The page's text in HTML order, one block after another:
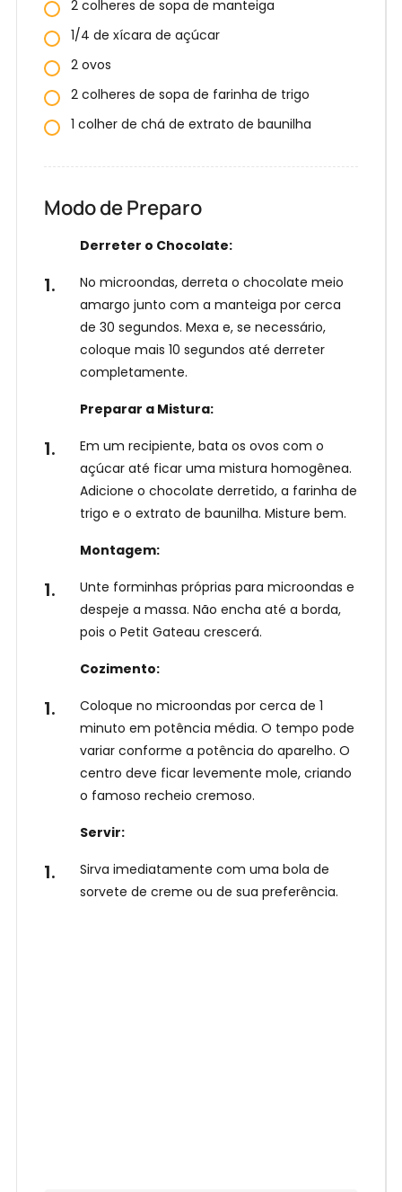
WhatsApp!
2 colheres de sopa de manteiga
1/4 de xícara de açúcar
2 ovos
2 colheres de sopa de farinha de trigo
1 colher de chá de extrato de baunilha
Modo de Preparo
Derreter o Chocolate:
No microondas, derreta o chocolate meio
amargo junto com a manteiga por cerca
de 30 segundos. Mexa e, se necessário,
coloque mais 10 segundos até derreter
completamente.
Preparar a Mistura:
Em um recipiente, bata os ovos com o
açúcar até ficar uma mistura homogênea.
Adicione o chocolate derretido, a farinha de
trigo e o extrato de baunilha. Misture bem.
Montagem:
Unte forminhas próprias para microondas e
despeje a massa. Não encha até a borda,
pois o Petit Gateau crescerá.
Cozimento:
Coloque no microondas por cerca de 1
minuto em potência média. O tempo pode
variar conforme a potência do aparelho. O
centro deve ficar levemente mole, criando
o famoso recheio cremoso.
Servir:
Sirva imediatamente com uma bola de
sorvete de creme ou de sua preferência.